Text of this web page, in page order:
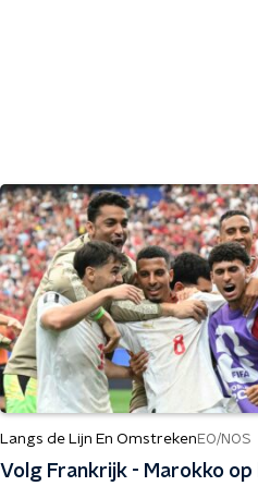
Langs de Lijn En Omstreken EO/NOS
Volg Frankrijk - Marokko op